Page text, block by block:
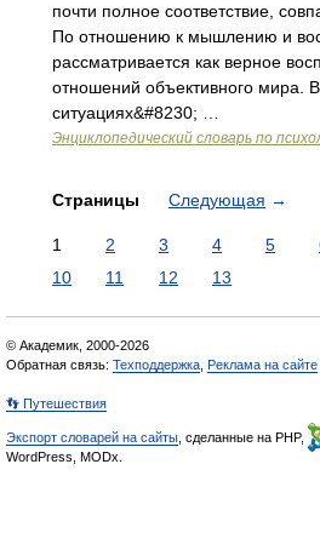
почти полное соответствие,
По отношению к мышлению и
рассматривается как верное
отношений объективного мира.
ситуациях&#8230; …
Энциклопедический словарь по
Страницы Следующая →
1 2 3 4 5
10
11 12 13
© Академик, 2000-2026
Обратная связь: Техподдержка Реклама на сайте
👣 Путешествия
Экспорт словарей на сайты , сделанные на PHP,
WordPress, MODx.